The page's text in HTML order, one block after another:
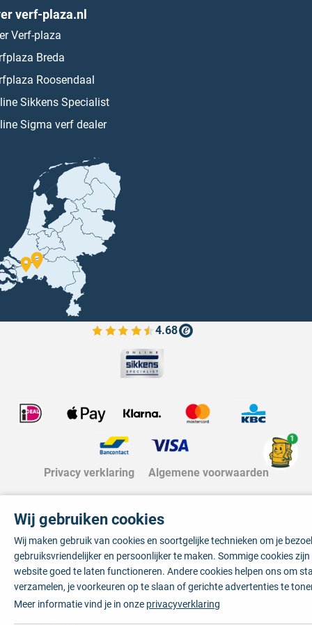
verf-plaza.nl
Verf-plaza
Breda
Roosendaal
Sikkens Specialist
Sigma verf dealer
4.68
Bekijk de verfplaza beoordelingen
Privacy verklaring Algemene voorwaarden
1
Wij gebruiken cookies
Wij maken gebruik van cookies en soortgelijke technieken om je
gebruiksvriendelijker en persoonlijker te maken. Sommige cookies
website goed te laten functioneren. Andere cookies helpen ons om
verzamelen, je voorkeuren op te slaan of gerichte advertenties te
Meer informatie vind je in onze privacyverklaring